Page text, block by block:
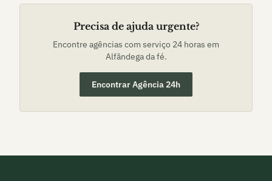
Precisa de ajuda urgente?
Encontre agências com serviço 24 horas em
Alfândega da fé.
Encontrar Agência 24h